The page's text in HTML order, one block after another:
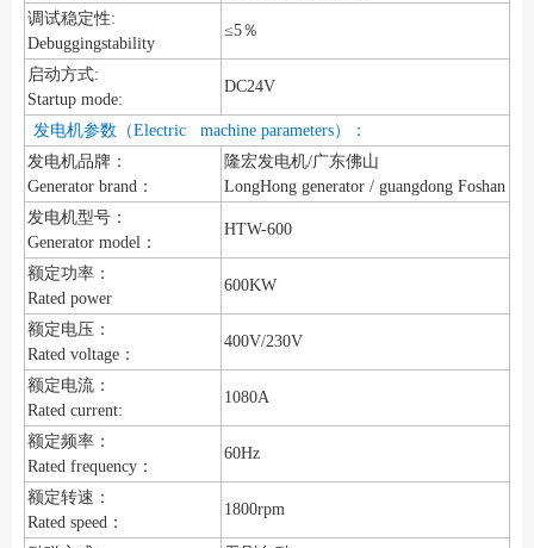
调试稳定性:
Debuggingstability
≤5％
启动方式:
Startup mode:
DC24V
发电机参数（Electric machine parameters）：
发电机品牌：
Generator brand：
隆宏发电机/广东佛山
LongHong generator / guangdong Foshan
发电机型号：
Generator model：
HTW-600
额定功率：
Rated power
600KW
额定电压：
Rated voltage：
400V/230V
额定电流：
Rated current:
1080A
额定频率：
Rated frequency：
60Hz
额定转速：
Rated speed：
1800rpm